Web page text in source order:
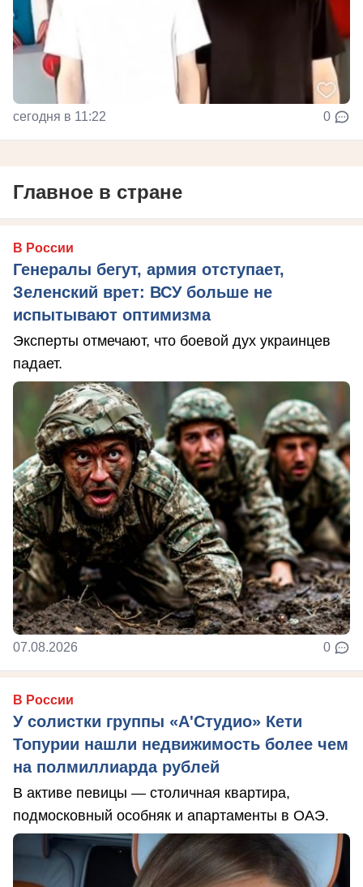
сегодня в 11:22 0
Главное в стране
В России
Генералы бегут, армия отступает,
Зеленский врет: ВСУ больше не
испытывают оптимизма
Эксперты отмечают, что боевой дух украинцев
падает.
07.08.2026 0
В России
У солистки группы «А'Студио» Кети
Топурии нашли недвижимость более чем
на полмиллиарда рублей
В активе певицы — столичная квартира,
подмосковный особняк и апартаменты в ОАЭ.